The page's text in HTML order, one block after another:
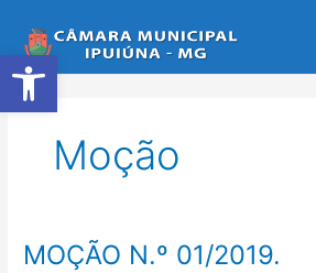
Abrir a barra de ferramentas
para
o
conteúdo
Moção
MOÇÃO N.º 01/2019.
MOÇÃO